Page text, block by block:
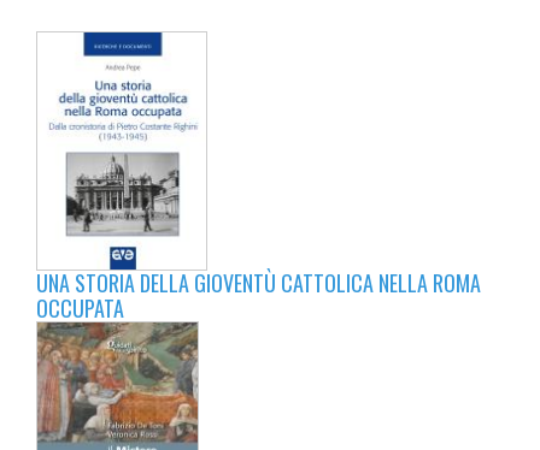
UNA STORIA DELLA GIOVENTÙ CATTOLICA NELLA ROMA
OCCUPATA